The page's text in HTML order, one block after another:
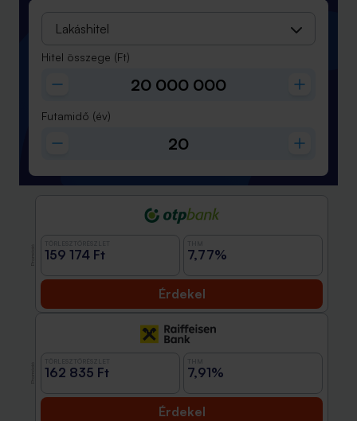
Lakáshitel
Hitel összege (Ft)
Futamidő (év)
159 174 Ft 7,77%
Érdekel
162 835 Ft 7,91%
Érdekel